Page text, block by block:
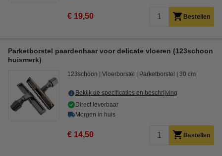
€ 19,50 Bestellen
Parketborstel paardenhaar voor delicate vloeren (123schoon
huismerk)
123schoon Vloerborstel Parketborstel 30 cm
Bekijk de specificaties en beschrijving
Direct leverbaar
Morgen in huis
€ 14,50 Bestellen